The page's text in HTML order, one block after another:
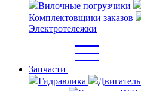
Вилочные погрузчики
Комплектовщики заказов
Электротележки
Запчасти
Гидравлика
Двигатель